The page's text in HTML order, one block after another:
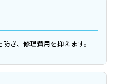
ぎ、修理費用を抑えます。